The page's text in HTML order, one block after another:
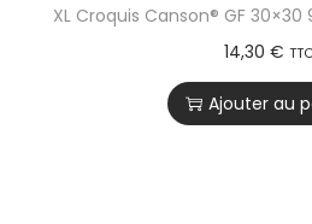
XL Croquis Canson® GF
14,30€ TTC
Ajouter au